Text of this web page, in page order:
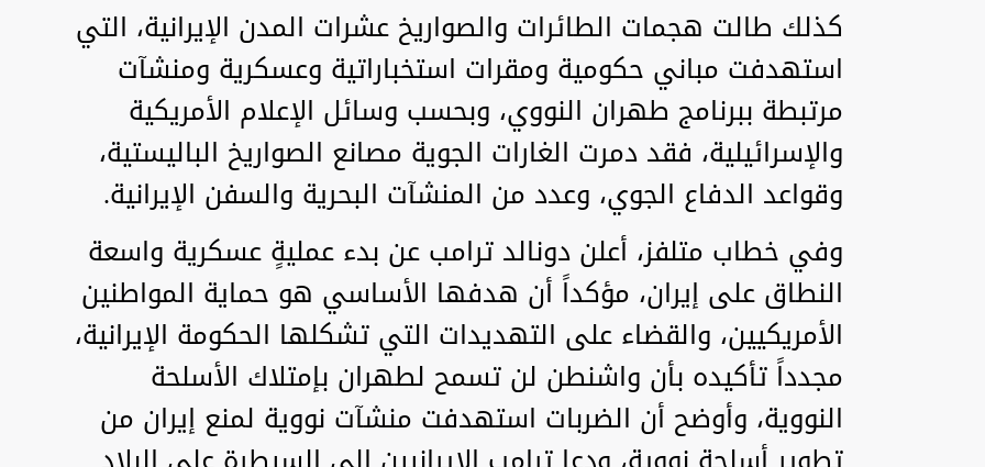
كذلك طالت هجمات الطائرات والصواريخ عشرات المدن الإيرانية، التي
استهدفت مباني حكومية ومقرات استخباراتية وعسكرية ومنشآت
مرتبطة ببرنامج طهران النووي، وبحسب وسائل الإعلام الأمريكية
والإسرائيلية، فقد دمرت الغارات الجوية مصانع الصواريخ الباليستية،
وقواعد الدفاع الجوي، وعدد من المنشآت البحرية والسفن الإيرانية.
وفي خطاب متلفز، أعلن دونالد ترامب عن بدء عمليةٍ عسكرية واسعة
النطاق على إيران، مؤكداً أن هدفها الأساسي هو حماية المواطنين
الأمريكيين، والقضاء على التهديدات التي تشكلها الحكومة الإيرانية،
مجدداً تأكيده بأن واشنطن لن تسمح لطهران بإمتلاك الأسلحة
النووية، وأوضح أن الضربات استهدفت منشآت نووية لمنع إيران من